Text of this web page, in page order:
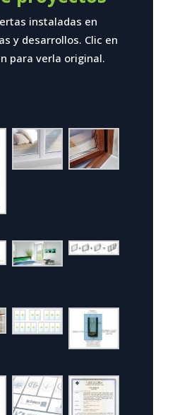
instaladas en
y desarrollos. Clic en
para verla original.